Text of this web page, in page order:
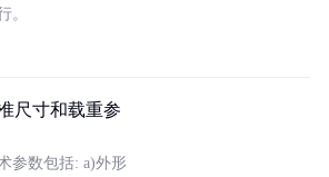
。
尺寸和载重参
参数包括: a)外形